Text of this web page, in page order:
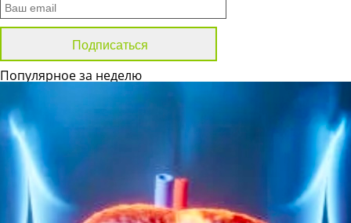
Популярное за неделю